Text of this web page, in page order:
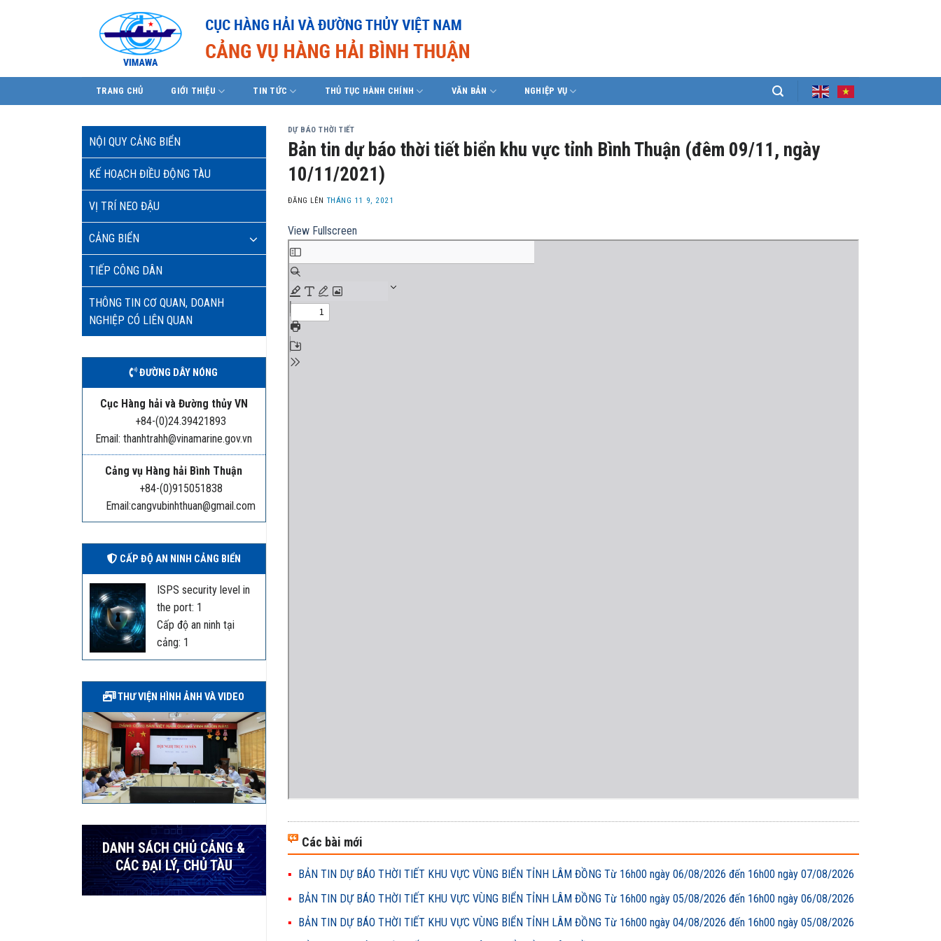
TRANG CHỦ GIỚI THIỆU TIN TỨC THỦ TỤC HÀNH CHÍNH VĂN BẢN NGHIỆP VỤ
NỘI QUY CẢNG BIỂN
KẾ HOẠCH ĐIỀU ĐỘNG TÀU
VỊ TRÍ NEO ĐẬU
CẢNG BIỂN
TIẾP CÔNG DÂN
THÔNG TIN CƠ QUAN, DOANH
NGHIỆP CÓ LIÊN QUAN
ĐƯỜNG DÂY NÓNG
Cục Hàng hải và Đường thủy VN
+84-(0)24.39421893
Email: thanhtrahh@vinamarine.gov.vn
Cảng vụ Hàng hải Bình Thuận
+84-(0)915051838
Email:cangvubinhthuan@gmail.com
CẤP ĐỘ AN NINH CẢNG BIỂN
ISPS security level in
the port: 1
Cấp độ an ninh tại
cảng: 1
THƯ VIỆN HÌNH ẢNH VÀ VIDEO
DANH SÁCH CHỦ CẢNG &
CÁC ĐẠI LÝ, CHỦ TÀU
DỰ BÁO THỜI TIẾT
Bản tin dự báo thời tiết biển khu vực tỉnh Bình Thuận (đêm 09/11, ngày
10/11/2021)
ĐĂNG LÊN THÁNG 11 9, 2021
View Fullscreen
Các bài mới
BẢN TIN DỰ BÁO THỜI TIẾT KHU VỰC VÙNG BIỂN TỈNH LÂM ĐỒNG Từ 16h00 ngày 06/08/2026 đến 16h00 ngày 07/08/2026
BẢN TIN DỰ BÁO THỜI TIẾT KHU VỰC VÙNG BIỂN TỈNH LÂM ĐỒNG Từ 16h00 ngày 05/08/2026 đến 16h00 ngày 06/08/2026
BẢN TIN DỰ BÁO THỜI TIẾT KHU VỰC VÙNG BIỂN TỈNH LÂM ĐỒNG Từ 16h00 ngày 04/08/2026 đến 16h00 ngày 05/08/2026